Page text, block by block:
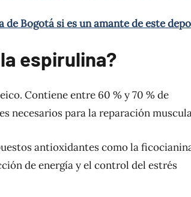
Bogotá si es un amante de este
espirulina?
Contiene entre 60 % y 70 % de
necesarios para la reparación
antioxidantes como la
de energía y el control del estrés